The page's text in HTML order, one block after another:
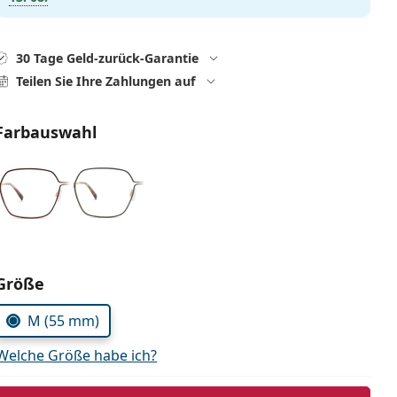
30 Tage Geld-zurück-Garantie
Teilen Sie Ihre Zahlungen auf
wählen
M (55 mm)
Größe habe ich?